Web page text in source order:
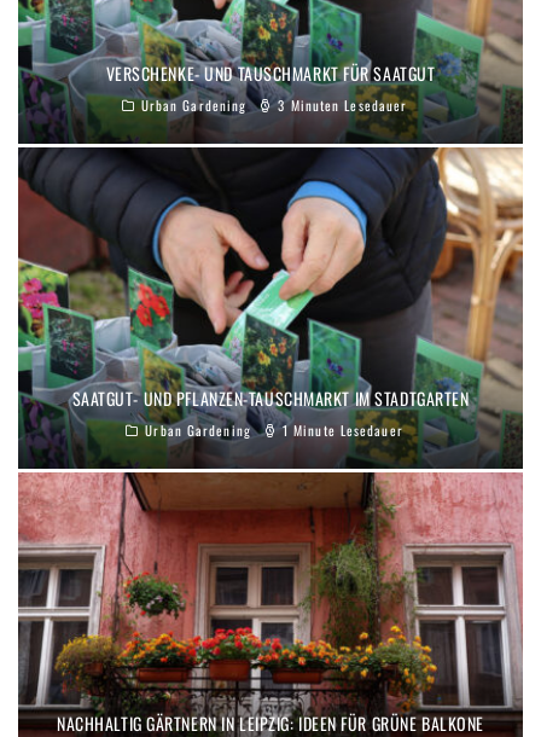
VERSCHENKE- UND TAUSCHMARKT FÜR SAATGUT
Urban Gardening 3 Minuten Lesedauer
SAATGUT- UND PFLANZEN-TAUSCHMARKT IM STADTGARTEN
Urban Gardening 1 Minute Lesedauer
NACHHALTIG GÄRTNERN IN LEIPZIG: IDEEN FÜR GRÜNE BALKONE